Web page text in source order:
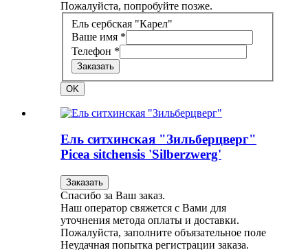
Пожалуйста, попробуйте позже.
Ель сербская "Карел"
Ваше имя *
Телефон *
Заказать
OK
Ель ситхинская "Зильберцверг"
Picea sitchensis 'Silberzwerg'
Заказать
Спасибо за Ваш заказ.
Наш оператор свяжется с Вами для
уточнения метода оплаты и доставки.
Пожалуйста, заполните объязательное поле
Неудачная попытка регистрации заказа.